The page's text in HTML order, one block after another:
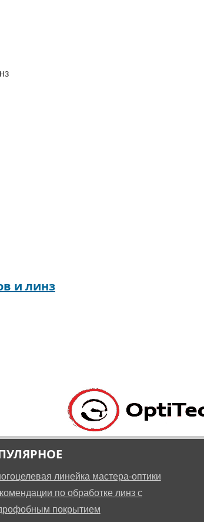
и линз
линейка мастера-оптики
по обработке линз с
покрытием